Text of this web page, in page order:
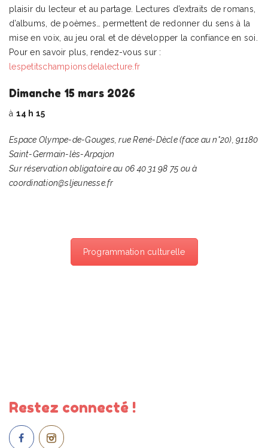
plaisir du lecteur et au partage. Lectures d’extraits de romans,
d’albums, de poèmes… permettent de redonner du sens à la
mise en voix, au jeu oral et de développer la confiance en soi.
Pour en savoir plus, rendez-vous sur :
lespetitschampionsdelalecture.fr
Dimanche 15 mars 2026
à 14 h 15
Espace Olympe-de-Gouges, rue René-Dècle (face au n°20), 91180
Saint-Germain-lès-Arpajon
Sur réservation obligatoire au 06 40 31 98 75 ou à
coordination@sljeunesse.fr
Programmation culturelle
Restez connecté !